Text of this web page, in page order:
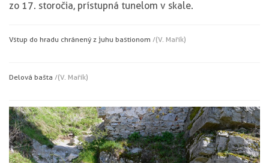
zo 17. storočia, prístupná tunelom v skale.
Vstup do hradu chránený z juhu bastionom /(V. Mařík)
Delová bašta /(V. Mařík)